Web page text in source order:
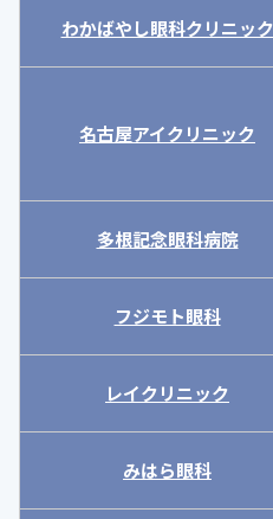
わかばやし眼科クリニック
名古屋アイクリニック
多根記念眼科病院
フジモト眼科
レイクリニック
みはら眼科